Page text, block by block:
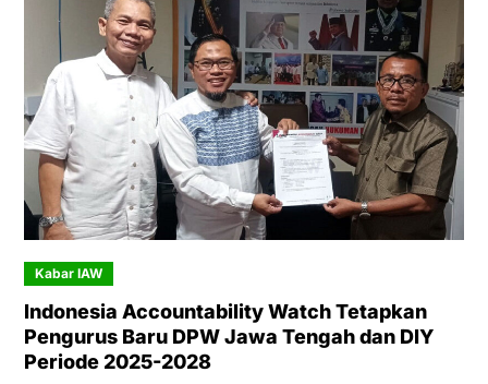
Kabar IAW
Indonesia Accountability Watch Tetapkan
Pengurus Baru DPW Jawa Tengah dan DIY
Periode 2025-2028